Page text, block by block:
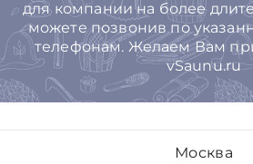
для компании на более
можете позвонив по
телефонам. Желаем Вам
vSaunu.ru
Москва